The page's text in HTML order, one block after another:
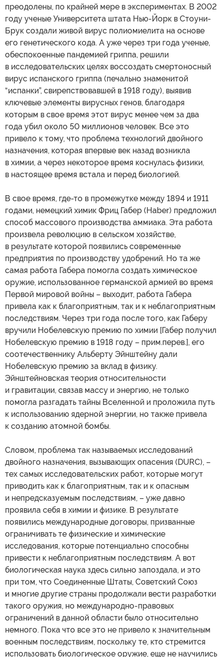
преодолены, по крайней мере в экспериментах. В 2002
году ученые Университета штата Нью-Йорк в Стоуни-
Брук создали живой вирус полиомиелита на основе
его генетического кода. А уже через три года ученые,
обеспокоенные пандемией гриппа, решили
в исследовательских целях воссоздать смертоносный
вирус испанского гриппа (печально знаменитой
“испанки”, свирепствовавшей в 1918 году), выявив
ключевые элементы вирусных генов, благодаря
которым в свое время этот вирус менее чем за два
года убил около 50 миллионов человек. Все это
привело к тому, что проблема технологий двойного
назначения, которая впервые век назад возникла
в химии, а через некоторое время коснулась физики,
в настоящее время встала и перед биологией.
В свое время, где-то в промежутке между 1894 и 1911
годами, немецкий химик Фриц Габер (Haber) предложил
способ массового производства аммиака. Эта работа
произвела революцию в сельском хозяйстве,
в результате которой появились современные
предприятия по производству удобрений. Но та же
самая работа Габера помогла создать химическое
оружие, использованное германской армией во время
Первой мировой войны – выходит, работа Габера
привела как к благоприятным, так и к неблагоприятным
последствиям. Через три года после того, как Габеру
вручили Нобелевскую премию по химии [Габер получил
Нобелевскую премию в 1918 году – прим.перев.], его
соотечественнику Альберту Эйнштейну дали
Нобелевскую премию за вклад в физику.
Эйнштейновская теория относительности
и гравитации, связав массу и энергию, не только
помогла разгадать тайны Вселенной и проложила путь
к использованию ядерной энергии, но также привела
к созданию атомной бомбы.
Словом, проблема так называемых исследований
двойного назначения, вызывающих опасения (DURC), –
тех самых исследовательских работ, которые могут
приводить как к благоприятным, так и к опасным
и непредсказуемым последствиям, – уже давно
проявила себя в химии и физике. В результате
появились международные договоры, призванные
ограничивать те физические и химические
исследования, которые потенциально способны
привести к неблагоприятным последствиям. А вот
биологическая наука здесь сильно запоздала, и это
при том, что Соединенные Штаты, Советский Союз
и многие другие страны продолжали вести разработки
такого оружия, но международно-правовых
ограничений в данной области было относительно
немного. Пока что все это не привело к значительным
военным последствиям, поскольку те, кто стремится
использовать биологическое оружие, еще не научились